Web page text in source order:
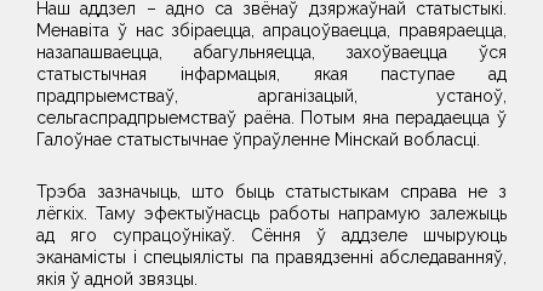
Наш аддзел – адно са звёнаў дзяржаўнай статыстыкі.
Менавіта ў нас збіраецца, апрацоўваецца, правяраецца,
назапашваецца, абагульняецца, захоўваецца ўся
статыстычная інфармацыя, якая паступае ад
прадпрыемстваў, арганізацый, устаноў,
сельгаспрадпрыемстваў раёна. Потым яна перадаецца ў
Галоўнае статыстычнае ўпраўленне Мінскай вобласці.
Трэба зазначыць, што быць статыстыкам справа не з
лёгкіх. Таму эфектыўнасць работы напрамую залежыць
ад яго супрацоўнікаў. Сёння ў аддзеле шчыруюць
эканамісты і спецыялісты па правядзенні абследаванняў,
якія ў адной звязцы.